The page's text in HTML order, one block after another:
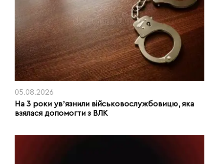
05.08.2026
На 3 роки увʼязнили військовослужбовицю, яка
взялася допомогти з ВЛК